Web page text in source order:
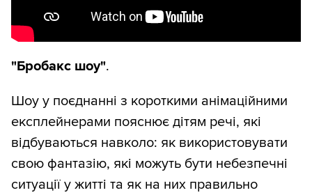
"Бробакс шоу".
Шоу у поєднанні з короткими анімаційними
експлейнерами пояснює дітям речі, які
відбуваються навколо: як використовувати
свою фантазію, які можуть бути небезпечні
ситуації у житті та як на них правильно